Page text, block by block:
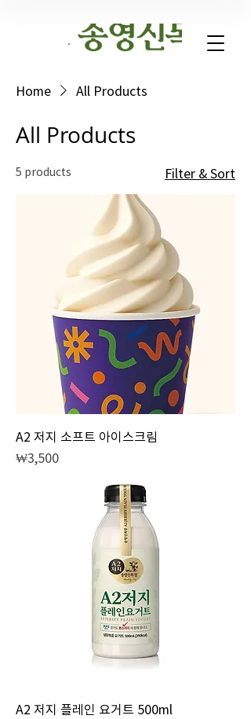
Home All Products
All Products
5 products Filter & Sort
A2 저지 소프트 아이스크림
Price
₩3,500
A2 저지 플레인 요거트 500ml